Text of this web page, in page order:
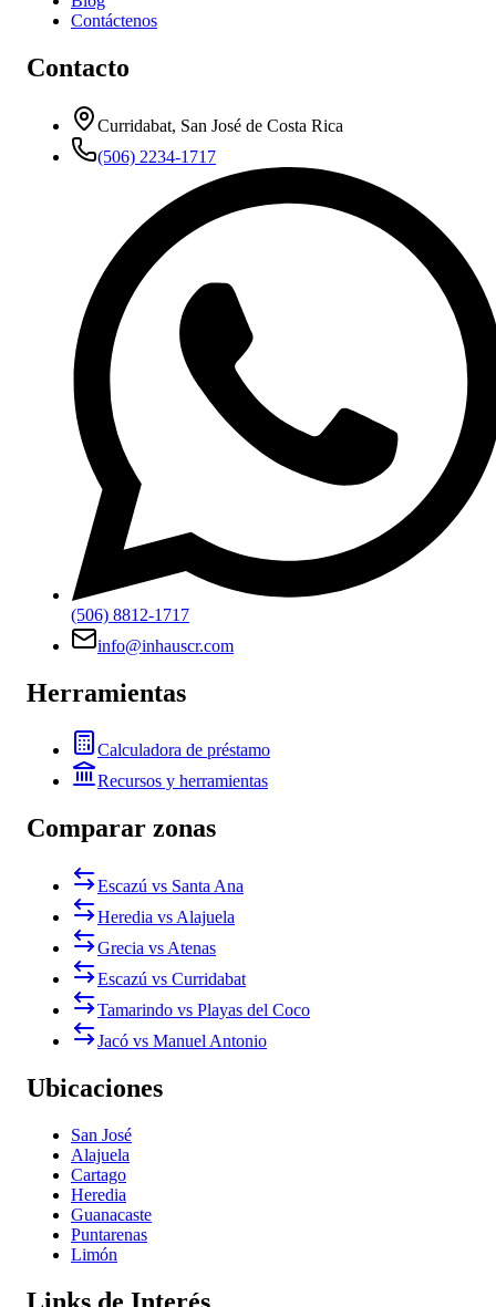
Contáctenos
Contacto
Curridabat, San José de Costa Rica
(506) 2234-1717
(506) 8812-1717
info@inhauscr.com
Herramientas
Calculadora de préstamo
Recursos y herramientas
Comparar zonas
Escazú vs Santa Ana
Heredia vs Alajuela
Grecia vs Atenas
Escazú vs Curridabat
Tamarindo vs Playas del Coco
Jacó vs Manuel Antonio
Ubicaciones
San José
Alajuela
Cartago
Heredia
Guanacaste
Puntarenas
Limón